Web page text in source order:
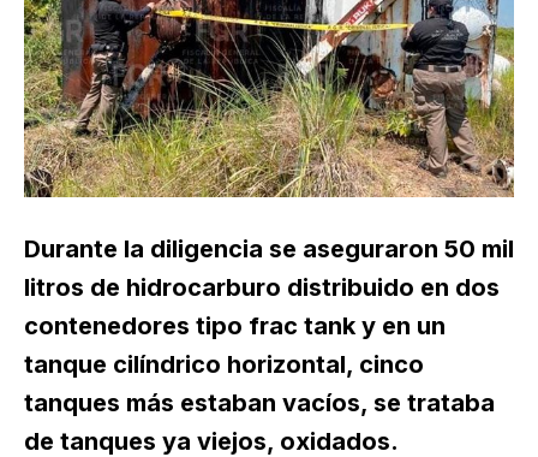
Durante la diligencia se aseguraron 50 mil
litros de hidrocarburo distribuido en dos
contenedores tipo frac tank y en un
tanque cilíndrico horizontal, cinco
tanques más estaban vacíos, se trataba
de tanques ya viejos, oxidados.